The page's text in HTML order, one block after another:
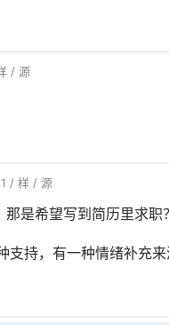
/ 源
/ 样 / 源
是希望写到简历里求职？
持，有一种情绪补充来